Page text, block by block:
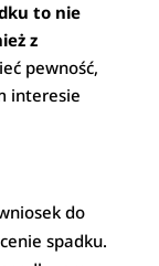
to nie
z
pewność,
interesie
do
spadku.